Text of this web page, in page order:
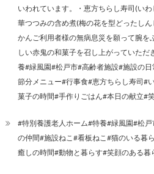
いわれています。・恵方ちらし寿司(いわ
華つつみの含め煮(梅の花を型どったし
かんご利用者様の無病息災を願って腕を
しい赤鬼の和菓子を召し上がっていた
養#緑風園#松戸市#高齢者施設#施設の
節分メニュー#行事食#恵方ちらし寿司#
菓子の時間#手作りごはん#本日の献立#
#特別養護老人ホーム#特養#緑風園#松
の仲間#施設ねこ#看板ねこ#猫のいる暮
癒しの時間#動物と暮らす#笑顔のある暮